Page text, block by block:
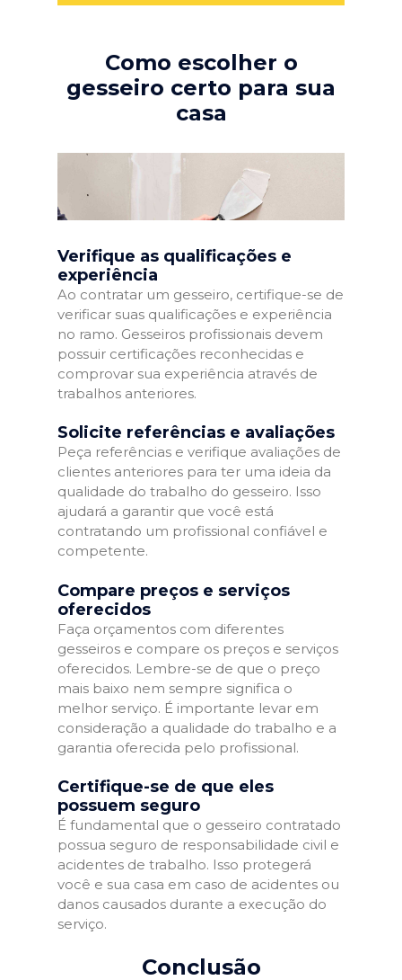
Como escolher o
gesseiro certo para sua
casa
Verifique as qualificações e
experiência
Ao contratar um gesseiro, certifique-se de
verificar suas qualificações e experiência
no ramo. Gesseiros profissionais devem
possuir certificações reconhecidas e
comprovar sua experiência através de
trabalhos anteriores.
Solicite referências e avaliações
Peça referências e verifique avaliações de
clientes anteriores para ter uma ideia da
qualidade do trabalho do gesseiro. Isso
ajudará a garantir que você está
contratando um profissional confiável e
competente.
Compare preços e serviços
oferecidos
Faça orçamentos com diferentes
gesseiros e compare os preços e serviços
oferecidos. Lembre-se de que o preço
mais baixo nem sempre significa o
melhor serviço. É importante levar em
consideração a qualidade do trabalho e a
garantia oferecida pelo profissional.
Certifique-se de que eles
possuem seguro
É fundamental que o gesseiro contratado
possua seguro de responsabilidade civil e
acidentes de trabalho. Isso protegerá
você e sua casa em caso de acidentes ou
danos causados durante a execução do
serviço.
Conclusão